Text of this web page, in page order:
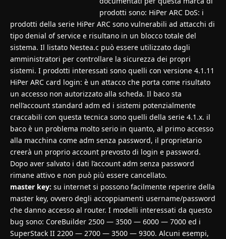
prodotti sono: HiPer ARC DoS: i
prodotti della serie HiPer ARC sono vulnerabili ad attacchi di
tipo denial of service e risultano in un blocco totale del
sistema. Il listato Nestea.c può essere utilizzato dagli
amministratori per controllare la sicurezza dei propri
sistemi. I prodotti interessati sono quelli con versione 4.1.11
HiPer ARC card login: è un attacco che porta come risultato
un accesso non autorizzato alla scheda. Il baco sta
nell’account standard adm ed i sistemi potenzialmente
craccabili con questa tecnica sono quelli della serie 4.1.x. il
baco è un problema molto serio in quanto, al primo accesso
alla macchina come adm senza password, il proprietario
creerà un proprio account prevosto di login e password.
Dopo aver salvato i dati l’account adm senza password
rimane attivo e non può più essere cancellato.
master key: su internet si possono facilmente reperire della
master key, ovvero degli accoppiamenti username/password
che danno accesso al router. I modelli interessati da questo
bug sono: CoreBuilder 2500 — 3500 — 6000 — 7000 ed i
SuperStack II 2200 — 2700 — 3500 — 9300. Alcuni esempi,